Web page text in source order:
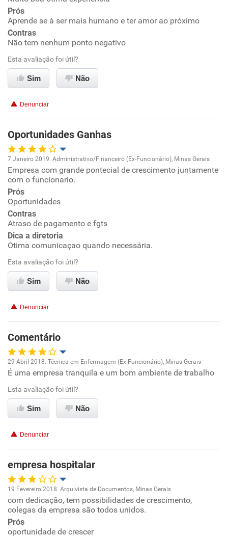
Ambiente de trabalho
Benefícios
Recomenda esta empresa
Recomenda a diretoria
Prós
Aprende se à ser mais humano e ter amor ao próximo
Contras
Não tem nenhum ponto negativo
Esta avaliação foi útil?
Sim Não
Denunciar
Oportunidades Ganhas
Oportunidade de promoção
Ambiente de trabalho
Conciliação com a vida familiar
Benefícios
Recomenda esta empresa
Recomenda a diretoria
7 Janeiro 2019. Administrativo/Financeiro (Ex-Funcionário), Minas Gerais
Empresa com grande pontecial de crescimento juntamente
com o funcionario.
Prós
Oportunidades
Contras
Atraso de pagamento e fgts
Dica a diretoria
Otima comunicaçao quando necessária.
Esta avaliação foi útil?
Sim Não
Denunciar
Comentário
Oportunidade de promoção
Ambiente de trabalho
Benefícios
Recomenda esta empresa
Recomenda a diretoria
29 Abril 2018. Técnica em Enfermagem (Ex-Funcionário), Minas Gerais
É uma empresa tranquila e um bom ambiente de trabalho
Esta avaliação foi útil?
Sim Não
Denunciar
empresa hospitalar
Oportunidade de promoção
Ambiente de trabalho
19 Fevereiro 2018. Arquivista de Documentos, Minas Gerais
com dedicação, tem possibilidades de crescimento,
colegas da empresa são todos unidos.
Prós
oportunidade de crescer